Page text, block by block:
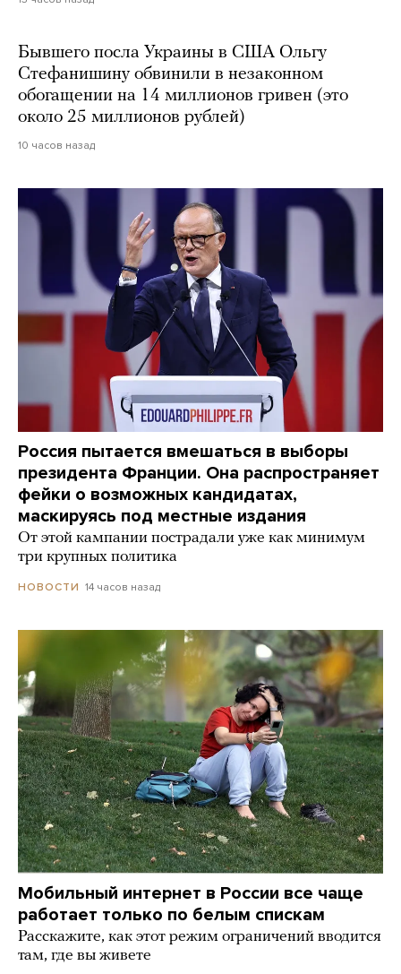
Бывшего посла Украины в США Ольгу
Стефанишину обвинили в незаконном
обогащении на 14 миллионов гривен (это
около 25 миллионов рублей)
10 часов назад
Россия пытается вмешаться в выборы
президента Франции. Она распространяет
фейки о возможных кандидатах,
маскируясь под местные издания
От этой кампании пострадали уже как минимум
три крупных политика
НОВОСТИ 14 часов назад
Мобильный интернет в России все чаще
работает только по белым спискам
Расскажите, как этот режим ограничений вводится
там, где вы живете